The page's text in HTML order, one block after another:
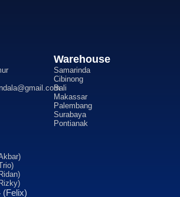
Warehouse
Samarinda
Cibinong
Bali
Makassar
Palembang
Surabaya
Pontianak
(Felix)